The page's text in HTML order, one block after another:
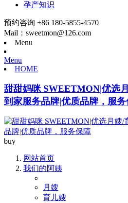
孕产知识
预约咨询 +86 180-5855-4570
Mail：sweetmon@126.com
Menu
Menu
HOME
甜甜妈咪 SWEETMON|优选
到家服务品牌|优质品牌，服
buy
网站首页
我们的阿姨
月嫂
育儿嫂